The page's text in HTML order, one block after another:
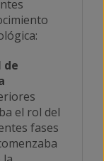
de
el rol del
fases